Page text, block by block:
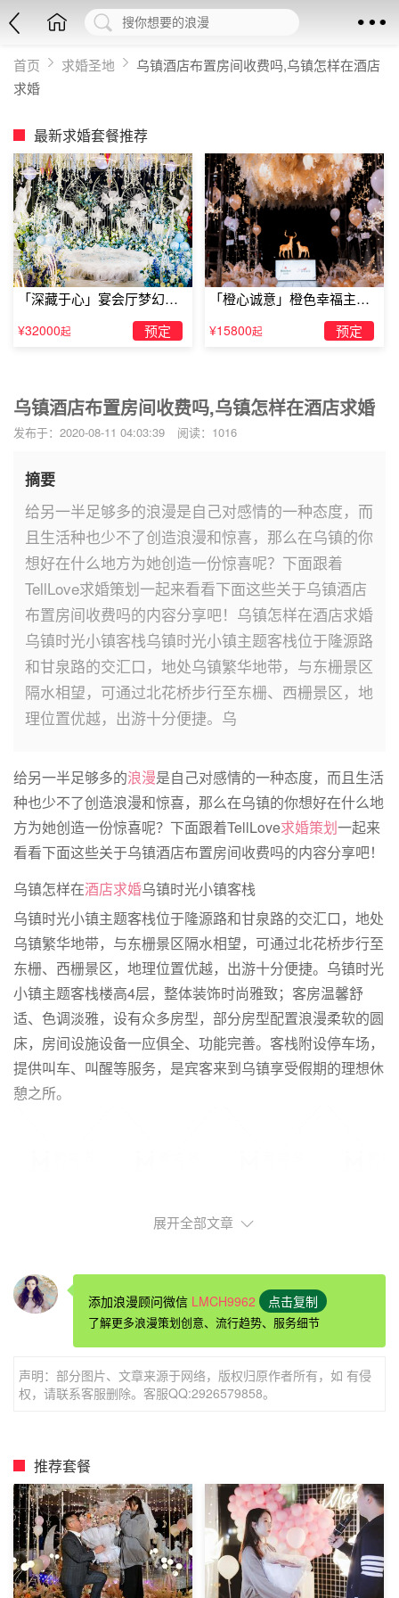
首页 求婚圣地
乌镇酒店布置房间收费吗,乌镇怎样在酒店
求婚
最新求婚套餐推荐
「深藏于心」宴会厅梦幻主
题求婚仪式
¥32000起 预定
「橙心诚意」橙色幸福主题
露台求婚
¥15800起 预定
乌镇酒店布置房间收费吗,乌镇怎样在酒店求婚
发布于：2020-08-11 04:03:39 阅读：1016
摘要
给另一半足够多的浪漫是自己对感情的一种态度，而
且生活种也少不了创造浪漫和惊喜，那么在乌镇的你
想好在什么地方为她创造一份惊喜呢？下面跟着
TellLove求婚策划一起来看看下面这些关于乌镇酒店
布置房间收费吗的内容分享吧！乌镇怎样在酒店求婚
乌镇时光小镇客栈乌镇时光小镇主题客栈位于隆源路
和甘泉路的交汇口，地处乌镇繁华地带，与东栅景区
隔水相望，可通过北花桥步行至东栅、西栅景区，地
理位置优越，出游十分便捷。乌
给另一半足够多的浪漫是自己对感情的一种态度，而且生活
种也少不了创造浪漫和惊喜，那么在乌镇的你想好在什么地
方为她创造一份惊喜呢？下面跟着TellLove求婚策划一起来
看看下面这些关于乌镇酒店布置房间收费吗的内容分享吧！
乌镇怎样在酒店求婚乌镇时光小镇客栈
乌镇时光小镇主题客栈位于隆源路和甘泉路的交汇口，地处
乌镇繁华地带，与东栅景区隔水相望，可通过北花桥步行至
东栅、西栅景区，地理位置优越，出游十分便捷。乌镇时光
小镇主题客栈楼高4层，整体装饰时尚雅致；客房温馨舒
适、色调淡雅，设有众多房型，部分房型配置浪漫柔软的圆
床，房间设施设备一应俱全、功能完善。客栈附设停车场，
提供叫车、叫醒等服务，是宾客来到乌镇享受假期的理想休
憩之所。
乌镇怎样在酒店
乌镇禾木居人文客栈拥有古色古香的的住宿环境，热情淳朴
的服务人员，为顾客带来愉悦的旅行！
展开全部文章
添加浪漫顾问微信 LMCH9962 点击复制
了解更多浪漫策划创意、流行趋势、服务细节
声明：部分图片、文章来源于网络，版权归原作者所有，如 有侵
权，请联系客服删除。客服QQ:2926579858。
推荐套餐